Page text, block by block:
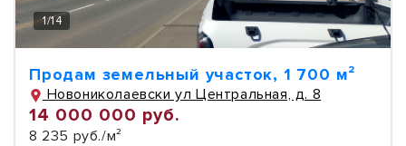
1/14
Продам земельный участок, 1 700 м²
Новониколаевски ул Центральная, д. 8
14 000 000 руб.
8 235 руб./м²